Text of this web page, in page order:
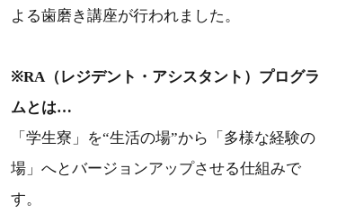
よる歯磨き講座が行われました。
※RA（レジデント・アシスタント）プログラ
ムとは…
「学生寮」を“生活の場”から「多様な経験の
場」へとバージョンアップさせる仕組みで
す。